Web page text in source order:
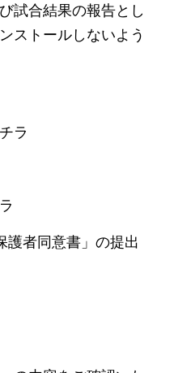
試合結果の報告とし
ストールしないよう
ラ
者同意書」の提出